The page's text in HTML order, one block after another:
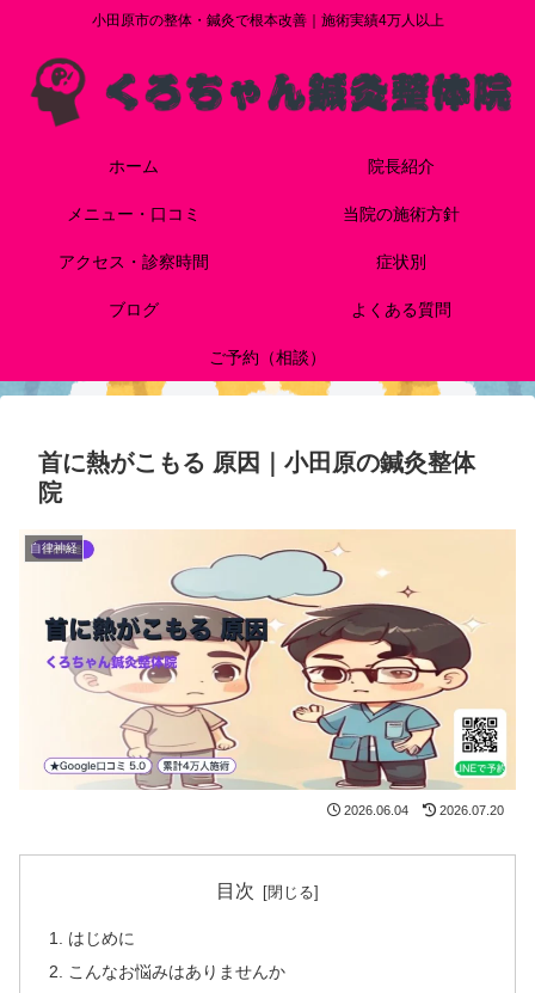
小田原市の整体・鍼灸で根本改善｜施術実績4万人以上
ホーム 院長紹介
メニュー・口コミ 当院の施術方針
アクセス・診察時間 症状別
ブログ よくある質問
ご予約（相談）
首に熱がこもる 原因｜小田原の鍼灸整体
院
自律神経
2026.06.04 2026.07.20
目次
はじめに
こんなお悩みはありませんか